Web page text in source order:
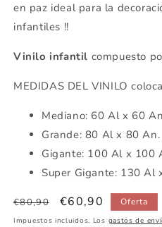
en paz ideal para la
infantiles !!
Vinilo infantil compuesto
MEDIDAS DEL VINILO
Mediano: 60 Al x 60
Grande: 80 Al x 80 An.
Gigante: 100 Al x 100
Super Gigante: 130 Al
Precio
habitual
€80,90
Precio
de
€60,90 Oferta
Impuestos incluidos. Los gastos de